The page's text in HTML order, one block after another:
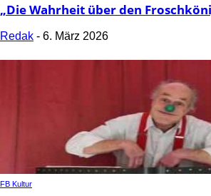
„Die Wahrheit über den
Redak - 6. März 2026
FB Kultur